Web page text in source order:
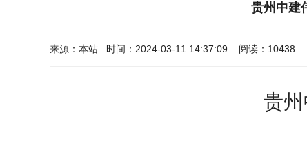
贵州中建
来源：本站 时间：2024-03-11 14:37:09 阅读：10438
贵